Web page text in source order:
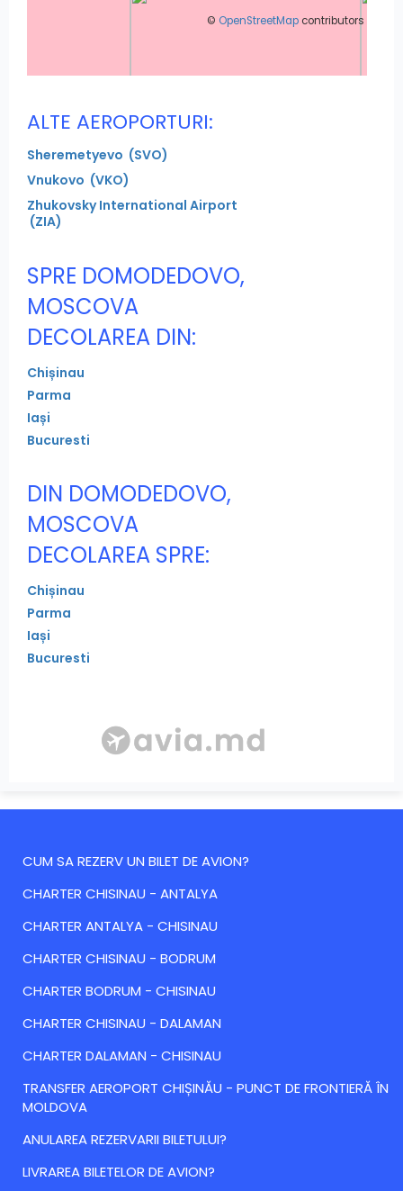
© OpenStreetMap contributors
ALTE AEROPORTURI:
Sheremetyevo (SVO)
Vnukovo (VKO)
Zhukovsky International Airport
(ZIA)
SPRE DOMODEDOVO,
MOSCOVA
DECOLAREA DIN:
Chișinau
Parma
Iași
Bucuresti
DIN DOMODEDOVO,
MOSCOVA
DECOLAREA SPRE:
Chișinau
Parma
Iași
Bucuresti
CUM SA REZERV UN BILET DE AVION?
CHARTER CHISINAU - ANTALYA
CHARTER ANTALYA - CHISINAU
CHARTER CHISINAU - BODRUM
CHARTER BODRUM - CHISINAU
CHARTER CHISINAU - DALAMAN
CHARTER DALAMAN - CHISINAU
TRANSFER AEROPORT CHIȘINĂU - PUNCT DE FRONTIERĂ ÎN
MOLDOVA
ANULAREA REZERVARII BILETULUI?
LIVRAREA BILETELOR DE AVION?